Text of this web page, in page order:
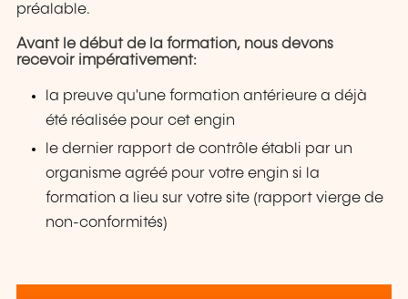
préalable.
Avant le début de la formation, nous devons
recevoir impérativement:
la preuve qu'une formation antérieure a déjà
été réalisée pour cet engin
le dernier rapport de contrôle établi par un
organisme agréé pour votre engin si la
formation a lieu sur votre site (rapport vierge de
non-conformités)